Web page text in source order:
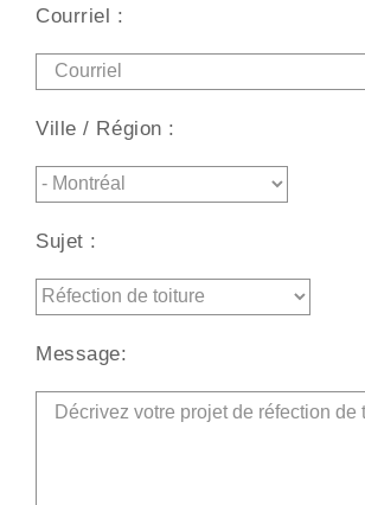
Courriel :
Ville / Région :
Sujet :
Message: